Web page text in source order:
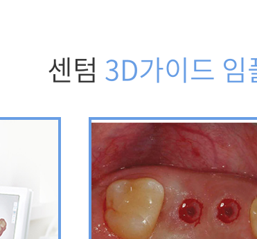
센텀 3D가이드 임